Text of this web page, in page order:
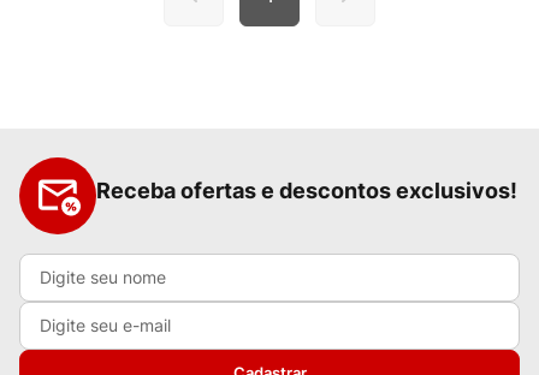
Receba ofertas e descontos exclusivos!